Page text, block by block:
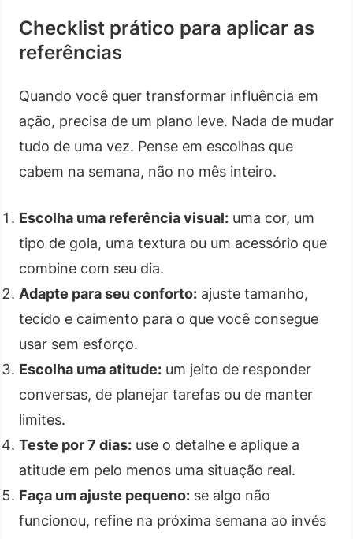
Checklist prático para aplicar as
referências
Quando você quer transformar influência em
ação, precisa de um plano leve. Nada de mudar
tudo de uma vez. Pense em escolhas que
cabem na semana, não no mês inteiro.
Escolha uma referência visual: uma cor, um
tipo de gola, uma textura ou um acessório que
combine com seu dia.
Adapte para seu conforto: ajuste tamanho,
tecido e caimento para o que você consegue
usar sem esforço.
Escolha uma atitude: um jeito de responder
conversas, de planejar tarefas ou de manter
limites.
Teste por 7 dias: use o detalhe e aplique a
atitude em pelo menos uma situação real.
Faça um ajuste pequeno: se algo não
funcionou, refine na próxima semana ao invés